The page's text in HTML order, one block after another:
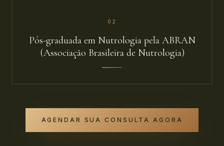
0 2
Pós-graduada em Nutrologia pela ABRAN
(Associação Brasileira de Nutrologia)
AGENDAR SUA CONSULTA AGORA